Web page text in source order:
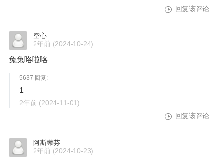
回复该评论
空心
2年前 (2024-10-24)
兔兔咯啦咯
5637 回复:
1
2年前 (2024-11-01)
回复该评论
阿斯蒂芬
2年前 (2024-10-23)